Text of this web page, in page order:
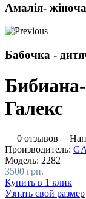
Амалія-
Бабочка -
Галекс
0 отзывов |
Производитель:
Модель: 2282
3500 грн.
Купить в 1 клик
Узнать свой размер